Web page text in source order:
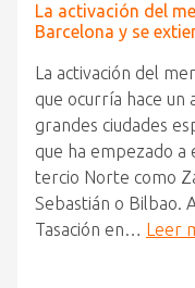
La activación del
Barcelona y se
La activación del
que ocurría hace un
grandes ciudades
que ha empezado a
tercio Norte como
Sebastián o Bilbao.
Tasación en… Leer